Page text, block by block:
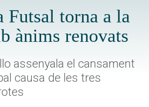
Futsal torna a la
ànims renovats
assenyala el cansament
causa de les tres